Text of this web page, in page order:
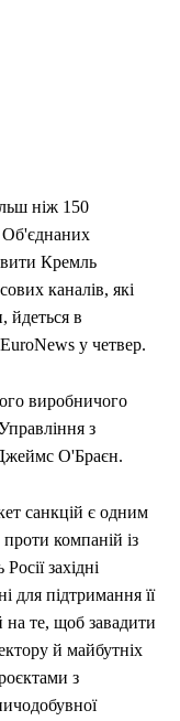
ніж 150
Об'єднаних
Кремль
каналів, які
йдеться в
у четвер.
виробничого
з
О'Браєн.
санкцій є одним
компаній із
західні
для підтримання її
на те, щоб завадити
й майбутніх
з